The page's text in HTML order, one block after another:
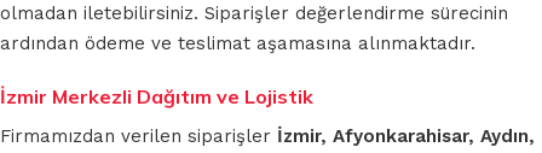
olmadan iletebilirsiniz. Siparişler değerlendirme sürecinin
ardından ödeme ve teslimat aşamasına alınmaktadır.
İzmir Merkezli Dağıtım ve Lojistik
Firmamızdan verilen siparişler İzmir, Afyonkarahisar, Aydın,